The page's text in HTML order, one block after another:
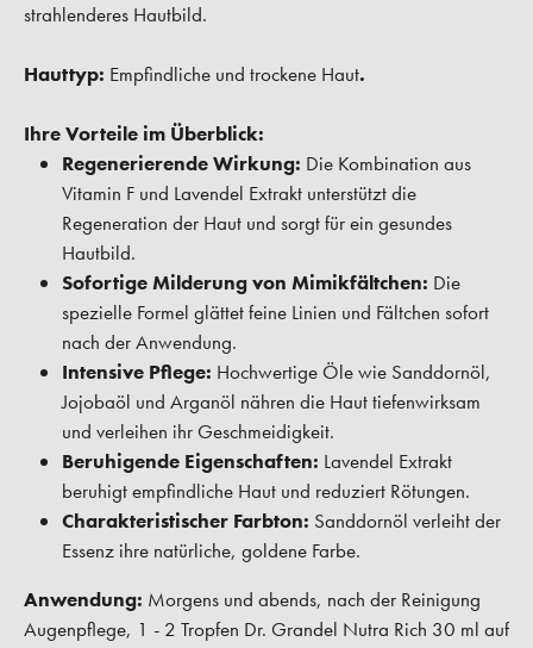
strahlenderes Hautbild.
Hauttyp: Empfindliche und trockene Haut.
Ihre Vorteile im Überblick:
Regenerierende Wirkung: Die Kombination aus
Vitamin F und Lavendel Extrakt unterstützt die
Regeneration der Haut und sorgt für ein gesundes
Hautbild.
Sofortige Milderung von Mimikfältchen: Die
spezielle Formel glättet feine Linien und Fältchen sofort
nach der Anwendung.
Intensive Pflege: Hochwertige Öle wie Sanddornöl,
Jojobaöl und Arganöl nähren die Haut tiefenwirksam
und verleihen ihr Geschmeidigkeit.
Beruhigende Eigenschaften: Lavendel Extrakt
beruhigt empfindliche Haut und reduziert Rötungen.
Charakteristischer Farbton: Sanddornöl verleiht der
Essenz ihre natürliche, goldene Farbe.
Anwendung: Morgens und abends, nach der Reinigung
Augenpflege, 1 - 2 Tropfen Dr. Grandel Nutra Rich 30 ml auf